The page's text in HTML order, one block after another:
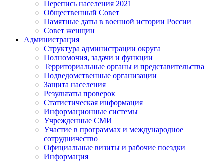
Перепись населения 2021
Общественный Совет
Памятные даты в военной истории России
Совет женщин
Администрация
Структура администрации округа
Полномочия, задачи и функции
Территориальные органы и представительства
Подведомственные организации
Защита населения
Результаты проверок
Статистическая информация
Информационные системы
Учрежденные СМИ
Участие в программах и международное
сотрудничество
Официальные визиты и рабочие поездки
Информация